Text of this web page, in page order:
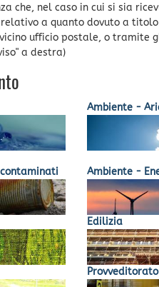
che, nel caso in cui si sia
a quanto dovuto a
ufficio postale, o tramite
a destra)
Ambiente -
Ambiente -
Edilizia
Provveditorato